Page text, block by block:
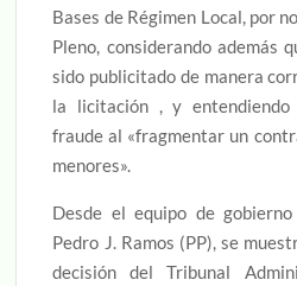
Bases de Régimen Local, por
Pleno, considerando además
sido publicitado de manera
la licitación , y
fraude al «fragmentar un
menores».
Desde el equipo de
Pedro J. Ramos (PP), se
decisión del Tribunal